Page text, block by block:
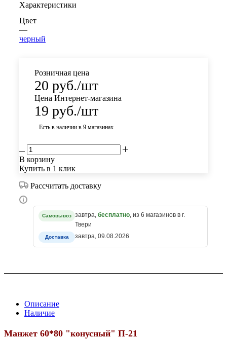
Характеристики
Цвет
—
черный
Розничная цена
20 руб./шт
Цена Интернет-магазина
19 руб./шт
Есть в наличии в 9 магазинах
В корзину
Купить в 1 клик
Рассчитать доставку
Самовывоз завтра, бесплатно, из 6 магазинов в г.
Твери
Доставка завтра, 09.08.2026
Описание
Наличие
Манжет 60*80 "конусный" П-21